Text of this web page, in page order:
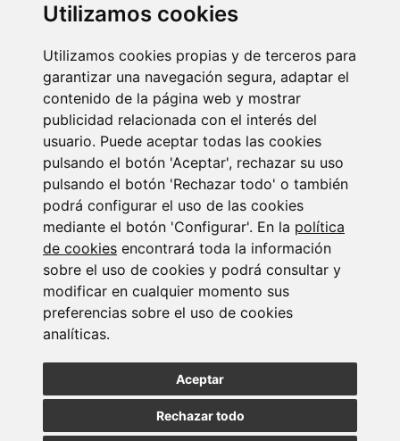
Utilizamos cookies
Utilizamos cookies propias y de terceros para
garantizar una navegación segura, adaptar el
contenido de la página web y mostrar
publicidad relacionada con el interés del
usuario. Puede aceptar todas las cookies
pulsando el botón 'Aceptar', rechazar su uso
pulsando el botón 'Rechazar todo' o también
podrá configurar el uso de las cookies
mediante el botón 'Configurar'. En la política
de cookies encontrará toda la información
sobre el uso de cookies y podrá consultar y
modificar en cualquier momento sus
preferencias sobre el uso de cookies
analíticas.
Aceptar
Rechazar todo
Últimas noticias
Newsletter Laboral. Julio 2026
24/07/2026
Fiscalidad internacional de patrimonios